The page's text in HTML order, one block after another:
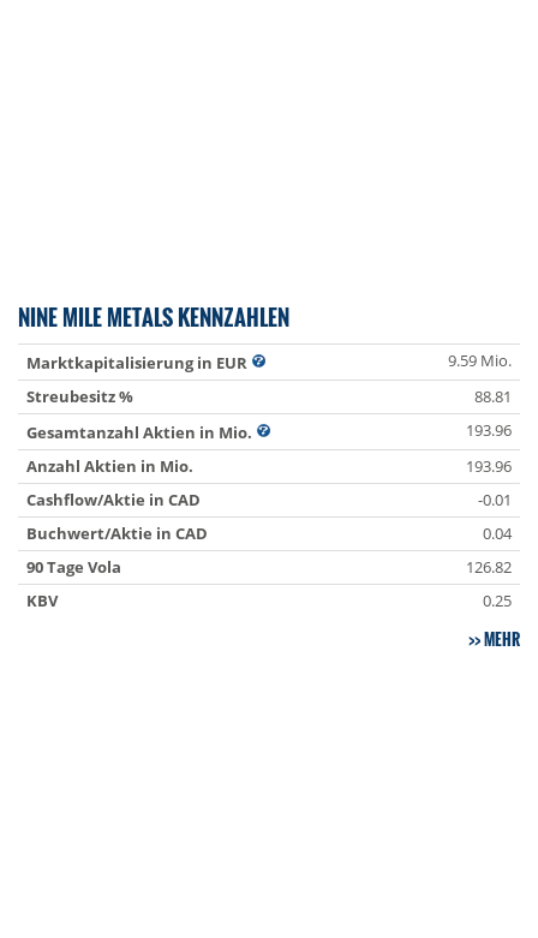
NINE MILE METALS KENNZAHLEN
Marktkapitalisierung in EUR
9.59 Mio.
Streubesitz %
88.81
Gesamtanzahl Aktien in Mio.
193.96
Anzahl Aktien in Mio.
193.96
Cashflow/Aktie in CAD
-0.01
Buchwert/Aktie in CAD
0.04
90 Tage Vola
126.82
KBV
0.25
MEHR